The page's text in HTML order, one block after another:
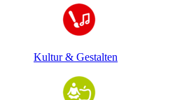
Kultur & Gestalten